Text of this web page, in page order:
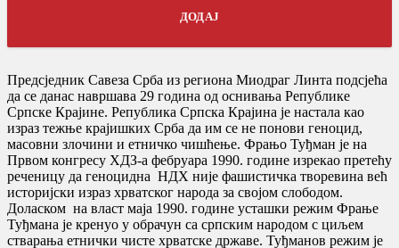
ДОДАЈ
Предсједник Савеза Срба из региона Миодраг Линта подсјећа
да се данас навршава 29 година од оснивања Републике
Српске Крајине. Република Српска Крајина је настала као
израз тежње крајишких Срба да им се не понови геноцид,
масовни злочини и етничко чишћење. Фрањо Туђман је на
Првом конгресу ХДЗ-а фебруара 1990. године изрекао претећу
реченицу да геноцидна НДХ није фашистичка творевина већ
историјски израз хрватског народа за својом слободом.
Доласком на власт маја 1990. године усташки режим Фрање
Туђмана је кренуо у обрачун са српским народом с циљем
стварања етнички чисте хрватске државе. Туђманов режим је